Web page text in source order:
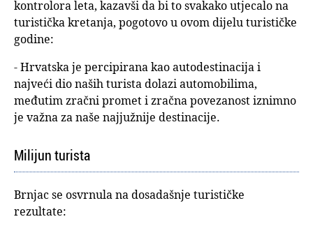
kontrolora leta, kazavši da bi to svakako utjecalo na
turistička kretanja, pogotovo u ovom dijelu turističke
godine:
- Hrvatska je percipirana kao autodestinacija i
najveći dio naših turista dolazi automobilima,
međutim zračni promet i zračna povezanost iznimno
je važna za naše najjužnije destinacije.
Milijun turista
Brnjac se osvrnula na dosadašnje turističke
rezultate: